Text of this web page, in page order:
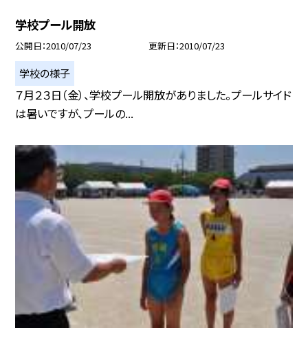
学校プール開放
公開日 2010/07/23 更新日 2010/07/23
学校の様子
７月２３日（金）、学校プール開放がありました。プールサイド
は暑いですが、プールの...